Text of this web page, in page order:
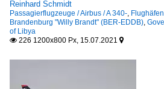
Reinhard Schmidt
Passagierflugzeuge / Airbus / A 340-,
Brandenburg "Willy Brandt" (BER-EDDB),
of Libya
 226 1200x800 Px, 15.07.2021 